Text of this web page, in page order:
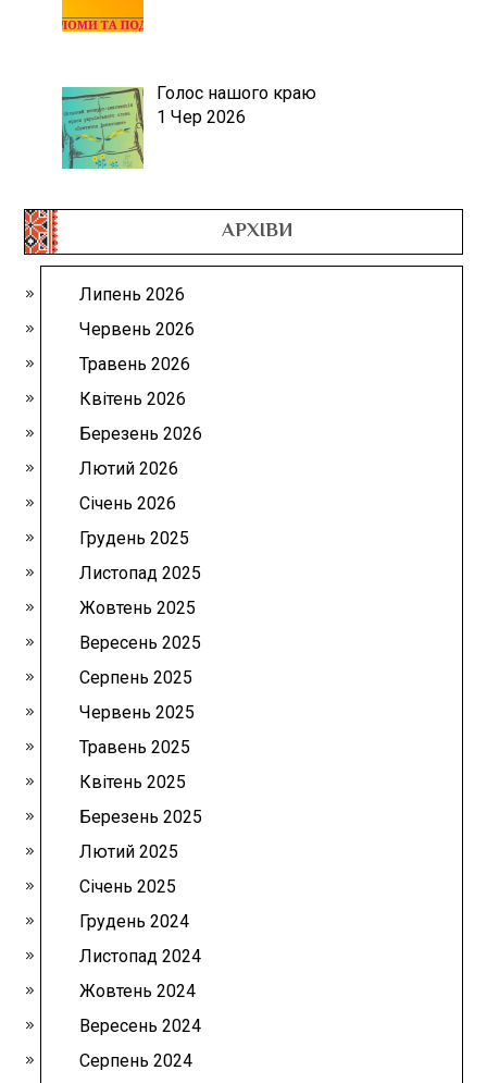
Голос нашого краю
1 Чер 2026
АРХІВИ
Липень 2026
Червень 2026
Травень 2026
Квітень 2026
Березень 2026
Лютий 2026
Січень 2026
Грудень 2025
Листопад 2025
Жовтень 2025
Вересень 2025
Серпень 2025
Червень 2025
Травень 2025
Квітень 2025
Березень 2025
Лютий 2025
Січень 2025
Грудень 2024
Листопад 2024
Жовтень 2024
Вересень 2024
Серпень 2024